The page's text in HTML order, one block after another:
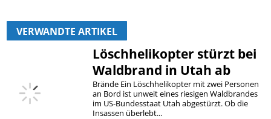
VERWANDTE ARTIKEL
Löschhelikopter stürzt bei
Waldbrand in Utah ab
Brände Ein Löschhelikopter mit zwei Personen
an Bord ist unweit eines riesigen Waldbrandes
im US-Bundesstaat Utah abgestürzt. Ob die
Insassen überlebt...